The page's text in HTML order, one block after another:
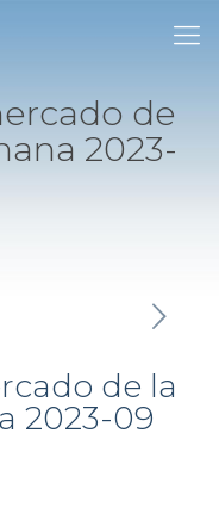
de
2023-
de la
2023-09